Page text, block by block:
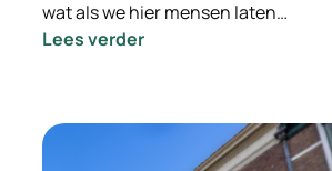
wat als we hier mensen laten…
Lees verder:
naar
leefruimte: